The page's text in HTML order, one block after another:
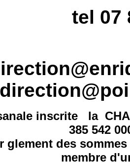
tel 07
inscrite la
385 542
glement des
membre